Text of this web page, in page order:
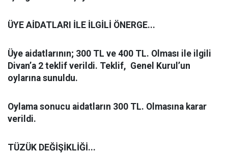
ÜYE AİDATLARI İLE İLGİLİ ÖNERGE...
Üye aidatlarının; 300 TL ve 400 TL. Olması ile ilgili
Divan’a 2 teklif verildi. Teklif, Genel Kurul’un
oylarına sunuldu.
Oylama sonucu aidatların 300 TL. Olmasına karar
verildi.
TÜZÜK DEĞİŞİKLİĞİ...